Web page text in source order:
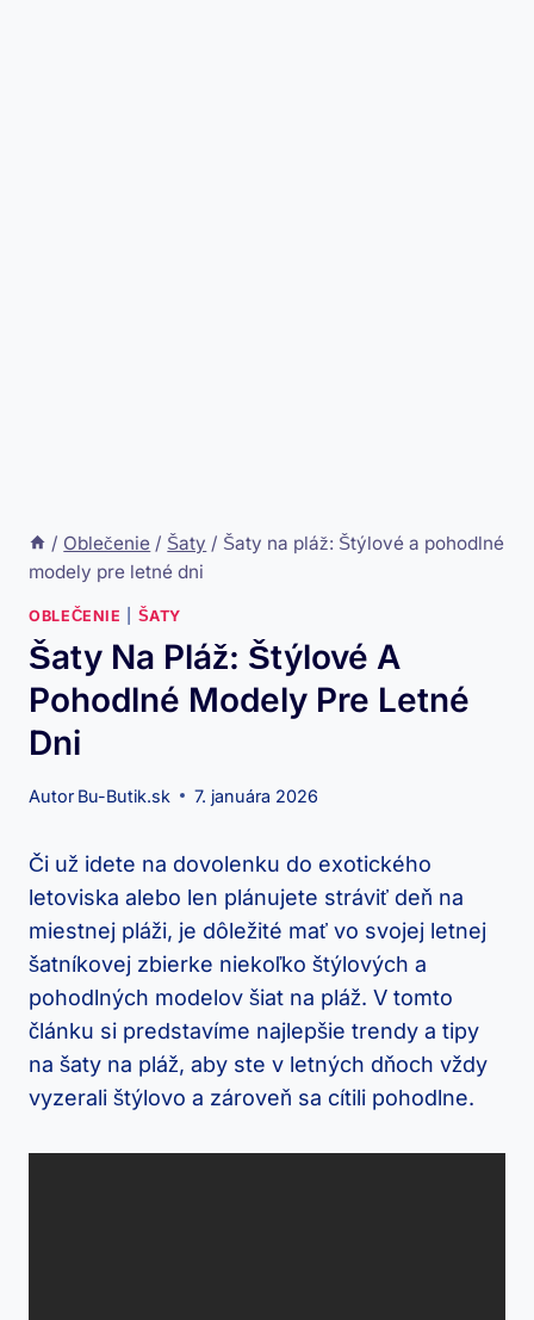
/ Oblečenie / Šaty / Šaty na pláž: Štýlové a pohodlné
modely pre letné dni
OBLEČENIE ŠATY
Šaty Na Pláž: Štýlové A
Pohodlné Modely Pre Letné
Dni
Autor Bu-Butik.sk 7. januára 2026
Či už idete na dovolenku do exotického
letoviska alebo len plánujete stráviť deň na
miestnej pláži, je dôležité mať vo svojej letnej
šatníkovej zbierke niekoľko štýlových a
pohodlných modelov šiat na pláž. V tomto
článku si predstavíme najlepšie trendy a tipy
na šaty na pláž, aby ste v letných dňoch vždy
vyzerali štýlovo a zároveň sa cítili pohodlne.